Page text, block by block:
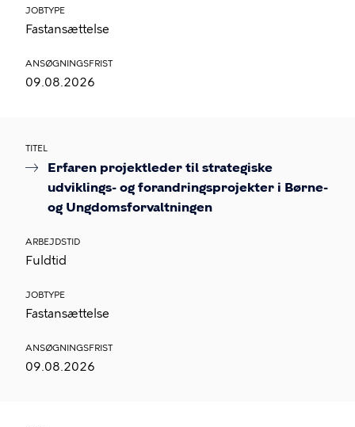
JOBTYPE
Fastansættelse
ANSØGNINGSFRIST
09.08.2026
TITEL
Erfaren projektleder til strategiske
udviklings- og forandringsprojekter i Børne-
og Ungdomsforvaltningen
ARBEJDSTID
Fuldtid
JOBTYPE
Fastansættelse
ANSØGNINGSFRIST
09.08.2026